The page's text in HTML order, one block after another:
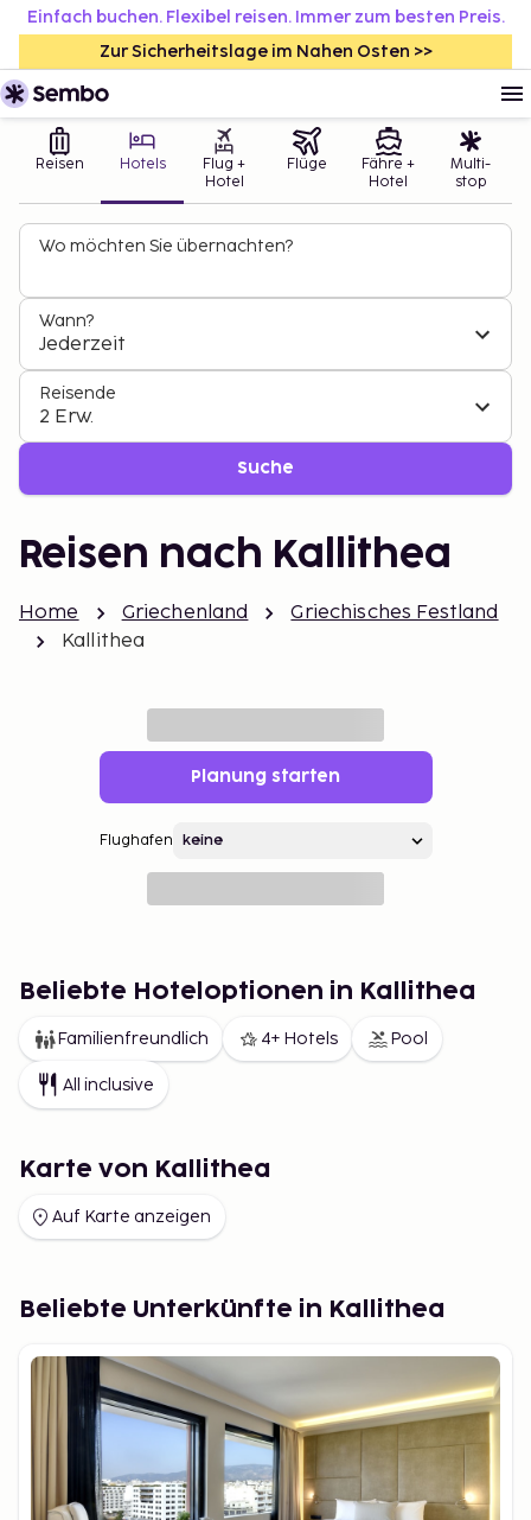
Einfach buchen. Flexibel reisen. Immer zum besten Preis.
Zur Sicherheitslage im Nahen Osten >>
Reisen Hotels
Flug +
Hotel
Flüge
Fähre +
Hotel
Multi-
stop
Wo möchten Sie übernachten?
Wann?
Jederzeit
Reisende
2 Erw.
Suche
Reisen nach Kallithea
Home Griechenland
Griechisches Festland
Kallithea
Planung starten
Flughafen
Beliebte Hoteloptionen in Kallithea
Familienfreundlich 4+ Hotels Pool
All inclusive
Karte von Kallithea
Auf Karte anzeigen
Beliebte Unterkünfte in Kallithea